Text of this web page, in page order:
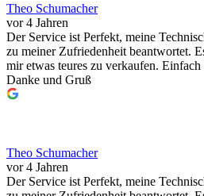
Theo Schumacher
vor 4 Jahren
Der Service ist Perfekt, meine
zu meiner Zufriedenheit beantwortet.
mir etwas teures zu verkaufen. Einfach
Danke und Gruß
Theo Schumacher
vor 4 Jahren
Der Service ist Perfekt, meine